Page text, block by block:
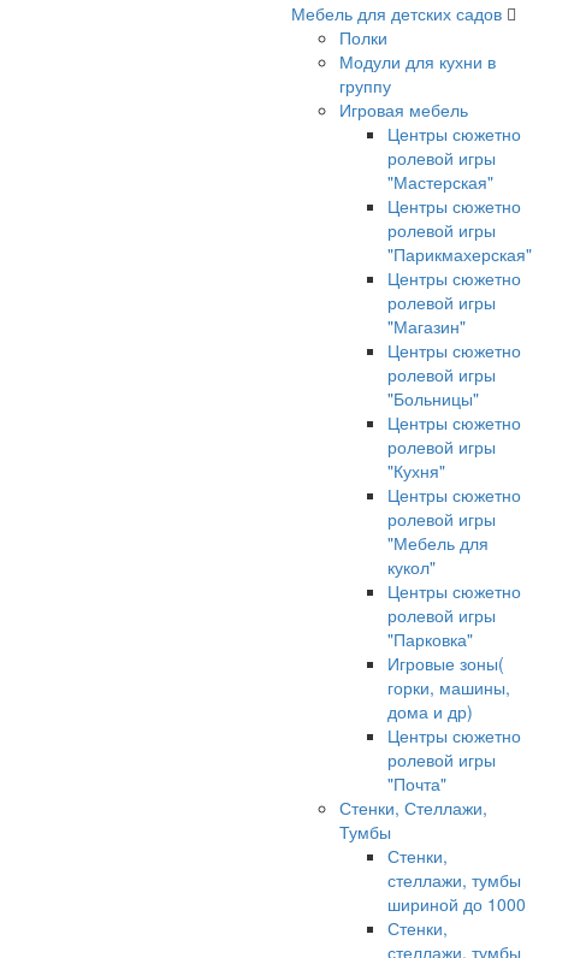
Мебель для детских садов
Полки
Модули для кухни в
группу
Игровая мебель
Центры сюжетно
ролевой игры
"Мастерская"
Центры сюжетно
ролевой игры
"Парикмахерская"
Центры сюжетно
ролевой игры
"Магазин"
Центры сюжетно
ролевой игры
"Больницы"
Центры сюжетно
ролевой игры
"Кухня"
Центры сюжетно
ролевой игры
"Мебель для
кукол"
Центры сюжетно
ролевой игры
"Парковка"
Игровые зоны(
горки, машины,
дома и др)
Центры сюжетно
ролевой игры
"Почта"
Стенки, Стеллажи,
Тумбы
Стенки,
стеллажи, тумбы
шириной до 1000
Стенки,
стеллажи, тумбы